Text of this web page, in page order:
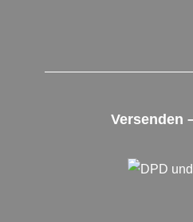
Versenden